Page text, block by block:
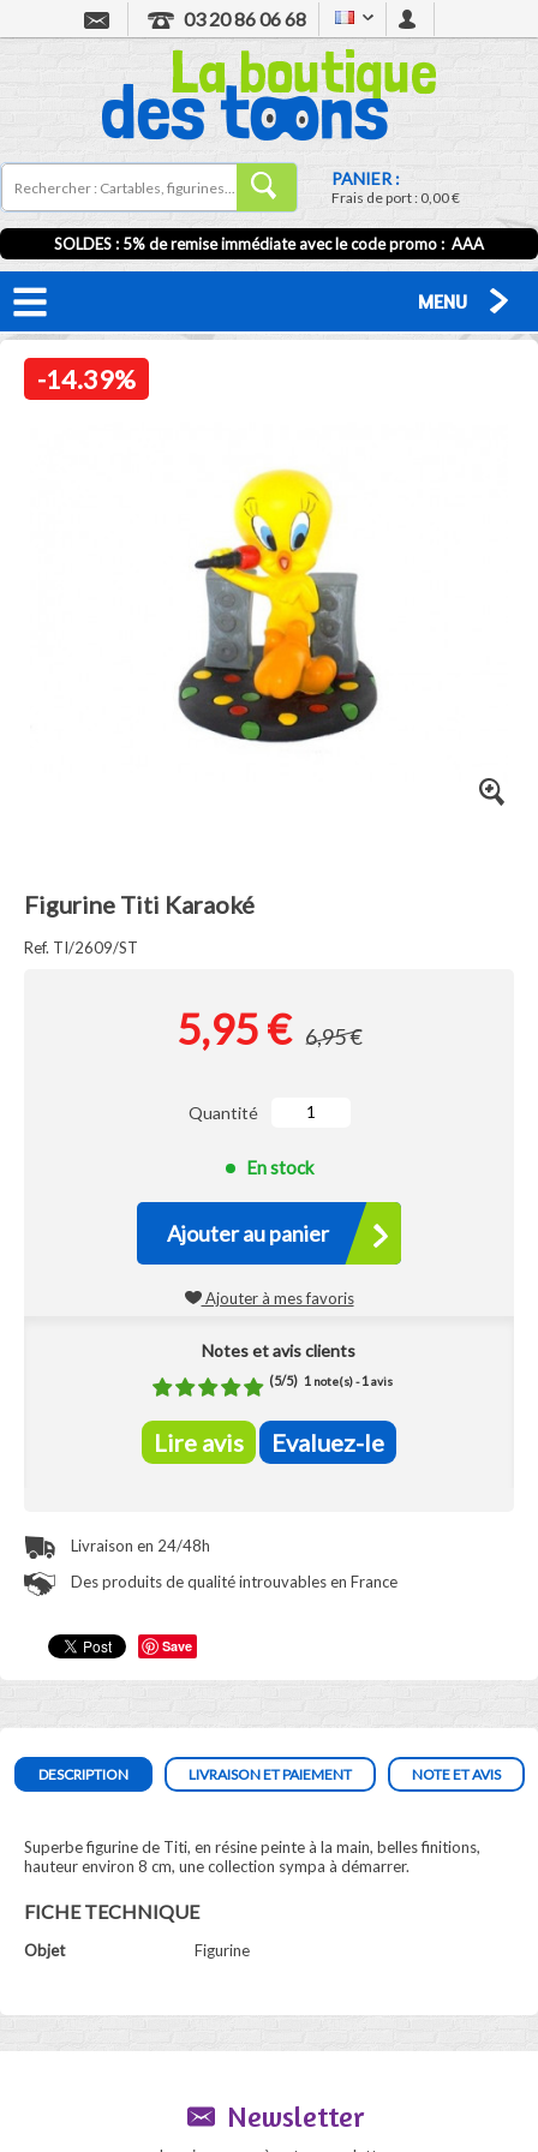
03 20 86 06 68
PANIER :
Frais de port :0,00 €
SOLDES : 5% de remise immédiate avec le code promo : AAA
MENU
-14.39%
Save
Figurine Titi Karaoké
Ref. TI/2609/ST
5,95 € 6,95 €
Quantité
En stock
Ajouter au panier
Ajouter à mes favoris
Notes et avis clients
(5/5) 1note(s) -1avis
Lire avis Evaluez-le
Livraison en 24/48h
Des produits de qualité introuvables en France
DESCRIPTION LIVRAISON ET PAIEMENT NOTE ET AVIS
Superbe figurine de Titi, en résine peinte à la main, belles finitions,
hauteur environ 8 cm, une collection sympa à démarrer.
FICHE TECHNIQUE
Objet Figurine
Newsletter